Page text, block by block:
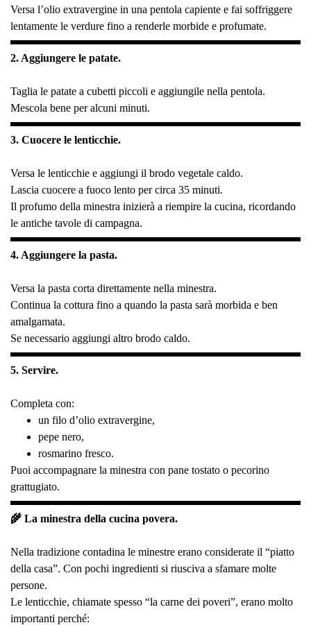
Versa l’olio extravergine in una pentola capiente e fai soffriggere
lentamente le verdure fino a renderle morbide e profumate.
2. Aggiungere le patate.
Taglia le patate a cubetti piccoli e aggiungile nella pentola.
Mescola bene per alcuni minuti.
3. Cuocere le lenticchie.
Versa le lenticchie e aggiungi il brodo vegetale caldo.
Lascia cuocere a fuoco lento per circa 35 minuti.
Il profumo della minestra inizierà a riempire la cucina, ricordando
le antiche tavole di campagna.
4. Aggiungere la pasta.
Versa la pasta corta direttamente nella minestra.
Continua la cottura fino a quando la pasta sarà morbida e ben
amalgamata.
Se necessario aggiungi altro brodo caldo.
5. Servire.
Completa con:
un filo d’olio extravergine,
pepe nero,
rosmarino fresco.
Puoi accompagnare la minestra con pane tostato o pecorino
grattugiato.
🌾 La minestra della cucina povera.
Nella tradizione contadina le minestre erano considerate il “piatto
della casa”. Con pochi ingredienti si riusciva a sfamare molte
persone.
Le lenticchie, chiamate spesso “la carne dei poveri”, erano molto
importanti perché: